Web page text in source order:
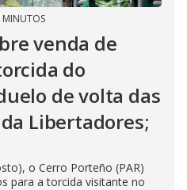
venda de
do
de volta das
Libertadores;
o Cerro Porteño (PAR)
para a torcida visitante no